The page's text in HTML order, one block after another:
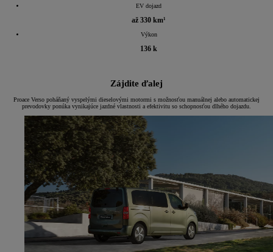
EV dojazd
až 330 km¹
Výkon
136 k
Zájdite ďalej
Proace Verso poháňaný vyspelými dieselovými motormi s možnosťou manuálnej alebo automatickej
prevodovky ponúka vynikajúce jazdné vlastnosti a efektivitu so schopnosťou dlhého dojazdu.